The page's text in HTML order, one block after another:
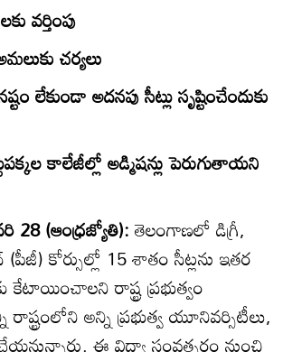
వర్తింపు
చర్యలు
లేకుండా అదనపు సీట్లు సృష్టించేందుకు
కాలేజీల్లో అడ్మిషన్లు పెరుగుతాయని
(ఆంధ్రజ్యోతి):తెలంగాణలో డిగ్రీ,
(పీజీ) కోర్సుల్లో 15 శాతం సీట్లను ఇతర
కేటాయించాలని రాష్ట్ర ప్రభుత్వం
అన్ని ప్రభుత్వ యూనివర్సిటీలు,
ఈ విద్యా సంవత్సరం నుంచి